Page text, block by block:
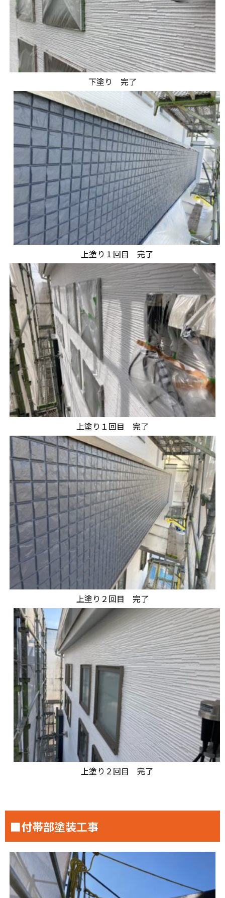
下塗り 完了
上塗り１回目 完了
上塗り１回目 完了
上塗り２回目 完了
上塗り２回目 完了
■付帯部塗装工事